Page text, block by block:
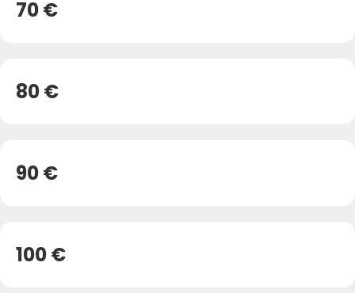
70 €
80 €
90 €
100 €